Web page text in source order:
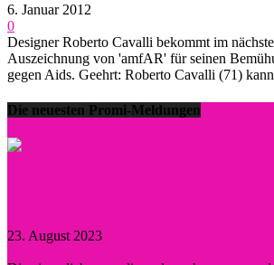
6. Januar 2012
0
Designer Roberto Cavalli bekommt im
Auszeichnung von 'amfAR' für seinen
gegen Aids. Geehrt: Roberto Cavalli (71)
Die neuesten Promi-Meldungen
23. August 2023